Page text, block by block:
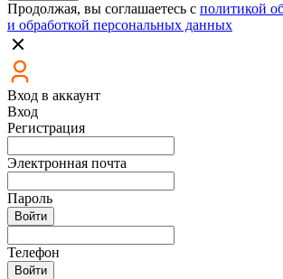
Продолжая, вы соглашаетесь с политикой
и обработкой персональных данных
Вход в аккаунт
Вход
Регистрация
Электронная почта
Пароль
Войти
Телефон
Войти